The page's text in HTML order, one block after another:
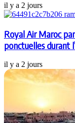
il y a 2 jours
Royal Air Maroc
ponctuelles durant
il y a 2 jours